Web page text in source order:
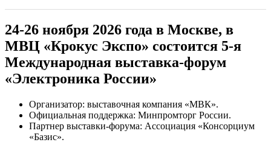
24-26 ноября 2026 года в Москве, в
МВЦ «Крокус Экспо» состоится 5-я
Международная выставка-форум
«Электроника России»
Организатор: выставочная компания «МВК».
Официальная поддержка: Минпромторг России.
Партнер выставки-форума: Ассоциация «Консорциум
«Базис».